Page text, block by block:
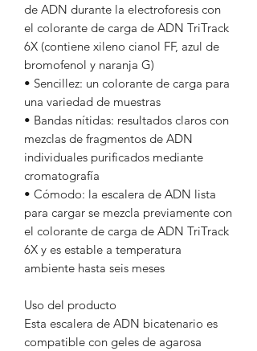
de ADN durante la electroforesis con
el colorante de carga de ADN TriTrack
6X (contiene xileno cianol FF, azul de
bromofenol y naranja G)
• Sencillez: un colorante de carga para
una variedad de muestras
• Bandas nítidas: resultados claros con
mezclas de fragmentos de ADN
individuales purificados mediante
cromatografía
• Cómodo: la escalera de ADN lista
para cargar se mezcla previamente con
el colorante de carga de ADN TriTrack
6X y es estable a temperatura
ambiente hasta seis meses
Uso del producto
Esta escalera de ADN bicatenario es
compatible con geles de agarosa